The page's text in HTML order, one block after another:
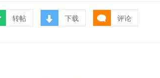
转帖 下载 评论